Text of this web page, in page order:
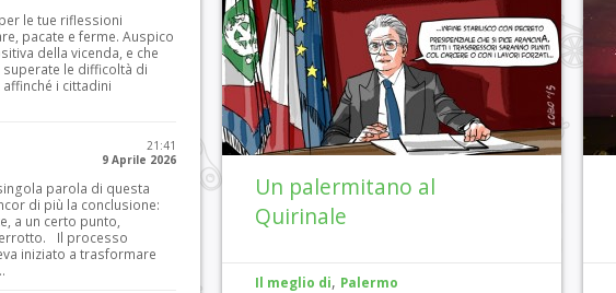
Un palermitano al
Quirinale
Il meglio di, Palermo
le tue riflessioni
pacate e ferme. Auspico
della vicenda, e che
le difficoltà di
i cittadini
21:41
9 Aprile 2026
parola di questa
di più la conclusione:
a un certo punto,
Il processo
iniziato a trasformare